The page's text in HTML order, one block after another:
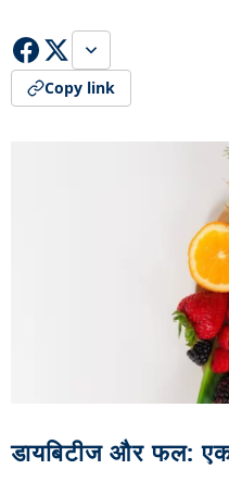
Copy link
डायबिटीज और फल: